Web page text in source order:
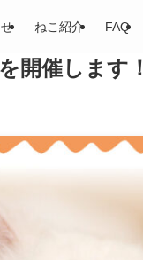
ねこ紹介 FAQ
開催します！